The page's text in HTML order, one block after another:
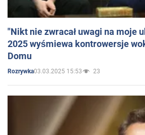
"Nikt nie zwracał uwagi na moje
2025 wyśmiewa kontrowersje
Domu
Rozrywka03.03.2025 15:53 23